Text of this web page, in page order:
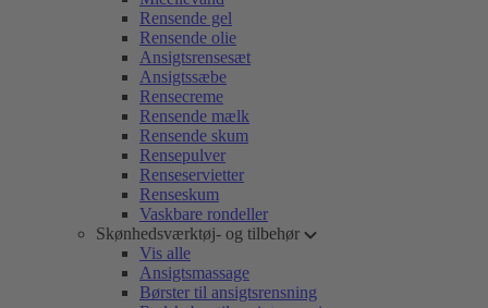
Rensende gel
Rensende olie
Ansigtsrensesæt
Ansigtssæbe
Rensecreme
Rensende mælk
Rensende skum
Rensepulver
Renseservietter
Renseskum
Vaskbare rondeller
Skønhedsværktøj- og tilbehør
Vis alle
Ansigtsmassage
Børster til ansigtsrensning